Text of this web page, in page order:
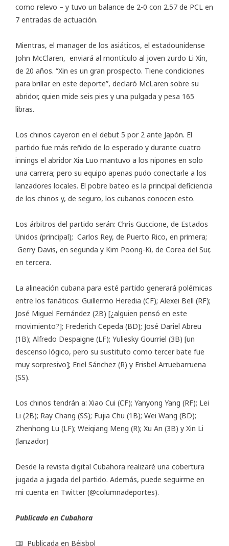
como relevo – y tuvo un balance de 2-0 con 2.57 de PCL en
7 entradas de actuación.
Mientras, el manager de los asiáticos, el estadounidense
John McClaren, enviará al montículo al joven zurdo Li Xin,
de 20 años. “Xin es un gran prospecto. Tiene condiciones
para brillar en este deporte”, declaró McLaren sobre su
abridor, quien mide seis pies y una pulgada y pesa 165
libras.
Los chinos cayeron en el debut 5 por 2 ante Japón. El
partido fue más reñido de lo esperado y durante cuatro
innings el abridor Xia Luo mantuvo a los nipones en solo
una carrera; pero su equipo apenas pudo conectarle a los
lanzadores locales. El pobre bateo es la principal deficiencia
de los chinos y, de seguro, los cubanos conocen esto.
Los árbitros del partido serán: Chris Guccione, de Estados
Unidos (principal); Carlos Rey, de Puerto Rico, en primera;
Gerry Davis, en segunda y Kim Poong-Ki, de Corea del Sur,
en tercera.
La alineación cubana para esté partido generará polémicas
entre los fanáticos: Guillermo Heredia (CF); Alexei Bell (RF);
José Miguel Fernández (2B) [¿alguien pensó en este
movimiento?]; Frederich Cepeda (BD); José Dariel Abreu
(1B); Alfredo Despaigne (LF); Yuliesky Gourriel (3B) [un
descenso lógico, pero su sustituto como tercer bate fue
muy sorpresivo]; Eriel Sánchez (R) y Erisbel Arruebarruena
(SS).
Los chinos tendrán a: Xiao Cui (CF); Yanyong Yang (RF); Lei
Li (2B); Ray Chang (SS); Fujia Chu (1B); Wei Wang (BD);
Zhenhong Lu (LF); Weiqiang Meng (R); Xu An (3B) y Xin Li
(lanzador)
Desde la revista digital Cubahora realizaré una cobertura
jugada a jugada del partido. Además, puede seguirme en
mi cuenta en Twitter (@columnadeportes).
Publicado en Cubahora
Publicada en Béisbol